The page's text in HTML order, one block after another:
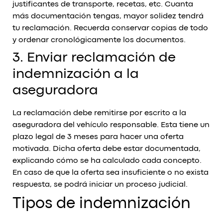
justificantes de transporte, recetas, etc. Cuanta
más documentación tengas, mayor solidez tendrá
tu reclamación. Recuerda conservar copias de todo
y ordenar cronológicamente los documentos.
3. Enviar reclamación de
indemnización a la
aseguradora
La reclamación debe remitirse por escrito a la
aseguradora del vehículo responsable. Esta tiene un
plazo legal de 3 meses para hacer una oferta
motivada. Dicha oferta debe estar documentada,
explicando cómo se ha calculado cada concepto.
En caso de que la oferta sea insuficiente o no exista
respuesta, se podrá iniciar un proceso judicial.
Tipos de indemnización